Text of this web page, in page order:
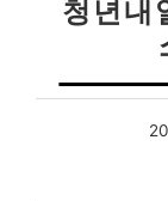
청년내